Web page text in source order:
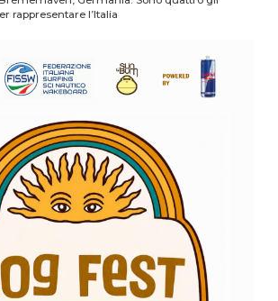
rappresentare l’Italia